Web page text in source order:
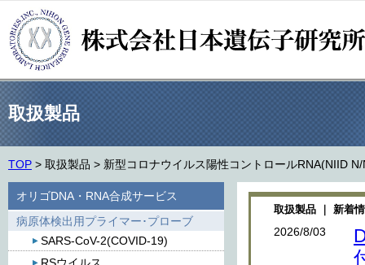
取扱製品
TOP > 取扱製品 > 新型コロナウイルス陽性コントロールRNA(NIID
オリゴDNA・RNA合成サービス
病原体検出用プライマー･プローブ
SARS-CoV-2(COVID-19)
取扱製品 ｜ 新着
2026/8/03